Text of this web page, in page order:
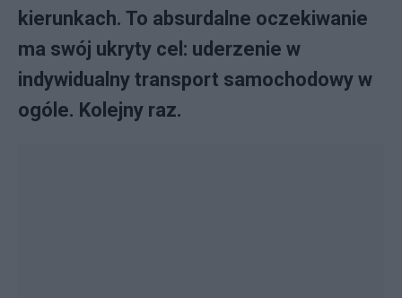
kierunkach. To absurdalne oczekiwanie
ma swój ukryty cel: uderzenie w
indywidualny transport samochodowy w
ogóle. Kolejny raz.